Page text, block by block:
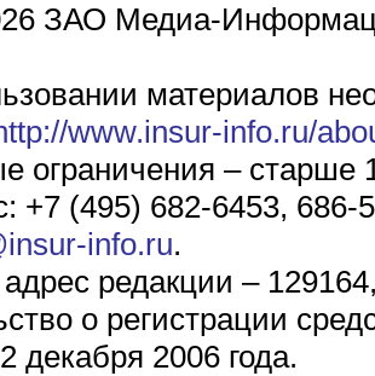
ЗАО Медиа-
материалов
www.insur-info.ru/
ограничения – старше
+7 (495) 682-6453, 686-
info.ru.
редакции –
о регистрации
декабря 2006 года.